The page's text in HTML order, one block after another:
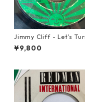
Jimmy Cliff - Let's
Table【7-21999】
¥9,800